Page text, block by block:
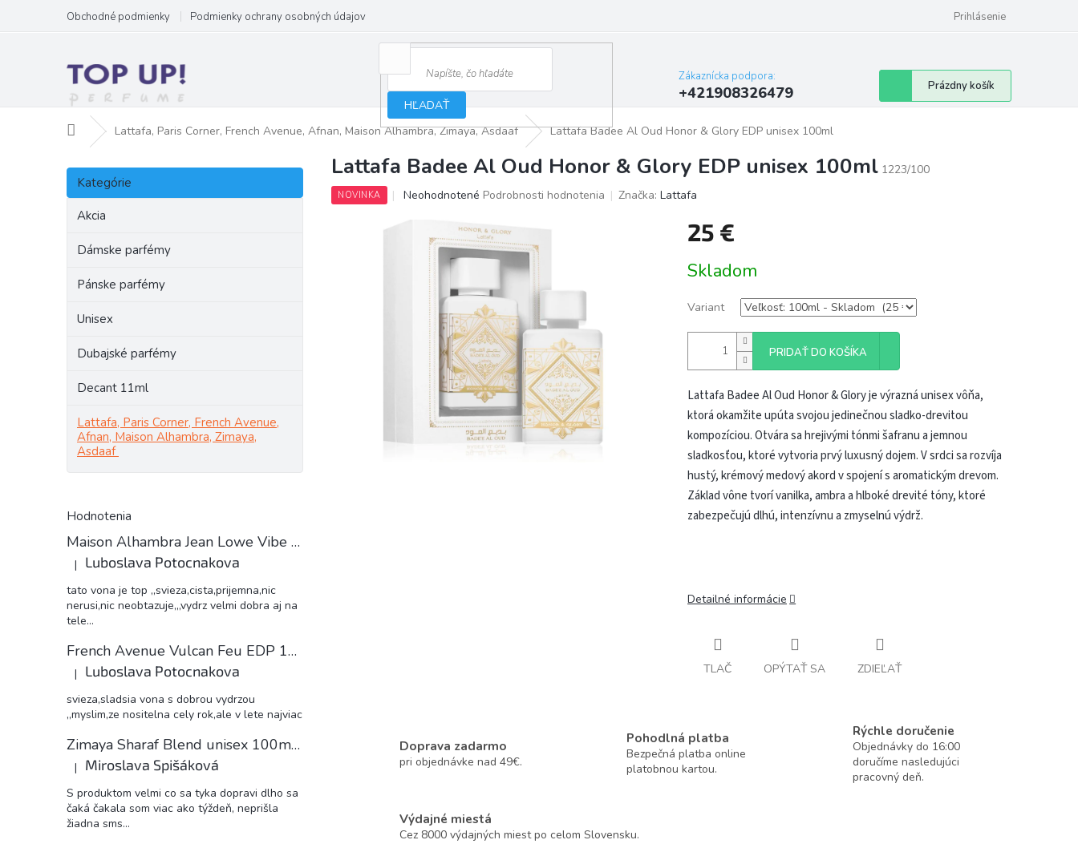
obsah
Obchodné podmienky Podmienky ochrany osobných údajov Prihlásenie
HĽADAŤ
Zákaznícka podpora:
+421908326479
Nákupný
košík
Prázdny košík
DomovLattafa, Paris Corner, French Avenue, Afnan, Maison Alhambra, Zimaya, Asdaaf Lattafa Badee Al Oud Honor & Glory EDP unisex 100ml
B
č
Preskočiť
kategórie
Kategórie
Akcia
Dámske parfémy
Pánske parfémy
Unisex
Dubajské parfémy
Decant 11ml
Lattafa, Paris Corner, French Avenue,
Afnan, Maison Alhambra, Zimaya,
Asdaaf
Hodnotenia
Maison Alhambra Jean Lowe Vibe unisex 11ml EDP decant
Hodnotenie produktu je 5 z 5 hviezdičiek.
| Luboslava Potocnakova
tato vona je top ,,svieza,cista,prijemna,nic
nerusi,nic neobtazuje,,,vydrz velmi dobra aj na
tele...
French Avenue Vulcan Feu EDP 11ml decant
Hodnotenie produktu je 5 z 5 hviezdičiek.
| Luboslava Potocnakova
svieza,sladsia vona s dobrou vydrzou
,,myslim,ze nositelna cely rok,ale v lete najviac
Zimaya Sharaf Blend unisex 100ml EDP
Hodnotenie produktu je 5 z 5 hviezdičiek.
| Miroslava Spišáková
S produktom velmi co sa tyka dopravi dlho sa
čaká čakala som viac ako týždeň, neprišla
žiadna sms...
Lattafa Badee Al Oud Honor & Glory EDP unisex 100ml 1223/100
NOVINKA
Priemerné
hviezdičiek.
Neohodnotené Podrobnosti hodnotenia Značka: Lattafa
25 €
cena:
Skladom
Variant
PRIDAŤ DO KOŠÍKA
Lattafa Badee Al Oud Honor & Glory je výrazná unisex vôňa,
ktorá okamžite upúta svojou jedinečnou sladko-drevitou
kompozíciou. Otvára sa hrejivými tónmi šafranu a jemnou
sladkosťou, ktoré vytvoria prvý luxusný dojem. V srdci sa rozvíja
hustý, krémový medový akord v spojení s aromatickým drevom.
Základ vône tvorí vanilka, ambra a hlboké drevité tóny, ktoré
zabezpečujú dlhú, intenzívnu a zmyselnú výdrž.
Detailné informácie
TLAČ OPÝTAŤ SA ZDIEĽAŤ
Doprava zadarmo
pri objednávke nad 49€.
Pohodlná platba
Bezpečná platba online
platobnou kartou.
Rýchle doručenie
Objednávky do 16:00
doručíme nasledujúci
pracovný deň.
Výdajné miestá
Cez 8000 výdajných miest po celom Slovensku.